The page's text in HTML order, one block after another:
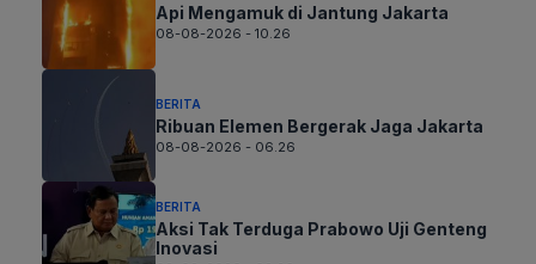
Api Mengamuk di Jantung Jakarta
08-08-2026 - 10.26
BERITA
Ribuan Elemen Bergerak Jaga Jakarta
08-08-2026 - 06.26
BERITA
Aksi Tak Terduga Prabowo Uji Genteng
Inovasi